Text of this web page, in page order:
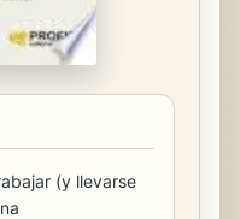
(y llevarse